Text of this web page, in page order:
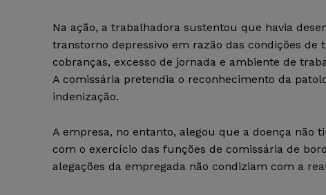
Na ação, a trabalhadora sustentou que havia
transtorno depressivo em razão das condições de
cobranças, excesso de jornada e ambiente de
A comissária pretendia o reconhecimento da
indenização.
A empresa, no entanto, alegou que a doença não
com o exercício das funções de comissária de
alegações da empregada não condiziam com a